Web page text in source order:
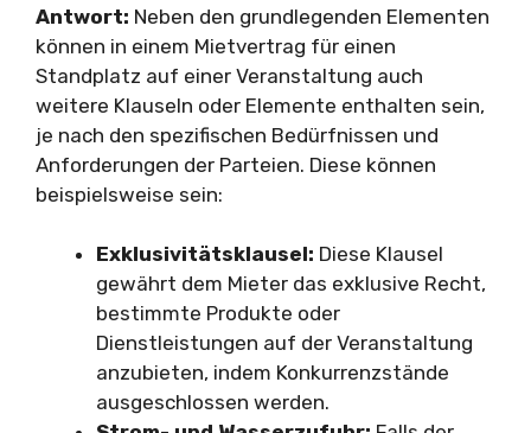
Antwort: Neben den grundlegenden Elementen
können in einem Mietvertrag für einen
Standplatz auf einer Veranstaltung auch
weitere Klauseln oder Elemente enthalten sein,
je nach den spezifischen Bedürfnissen und
Anforderungen der Parteien. Diese können
beispielsweise sein:
Exklusivitätsklausel: Diese Klausel
gewährt dem Mieter das exklusive Recht,
bestimmte Produkte oder
Dienstleistungen auf der Veranstaltung
anzubieten, indem Konkurrenzstände
ausgeschlossen werden.